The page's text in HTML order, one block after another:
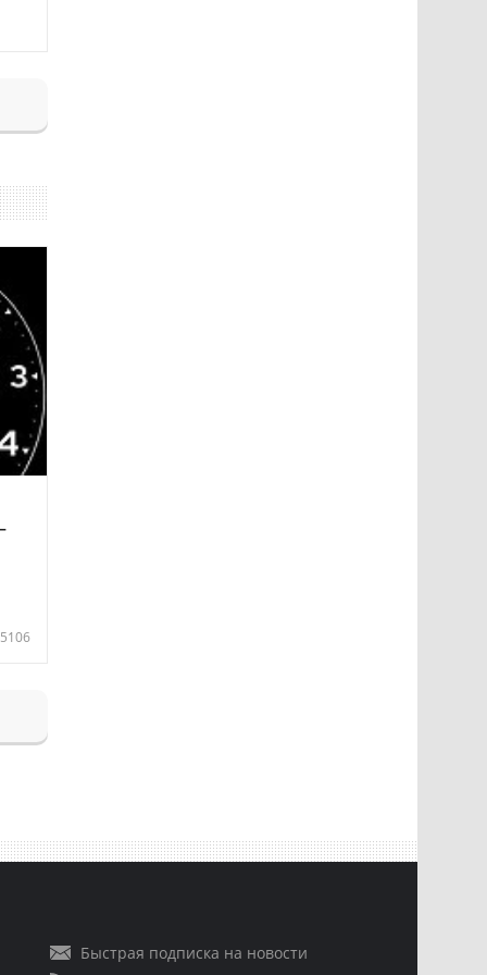
5106
Быстрая подписка на новости